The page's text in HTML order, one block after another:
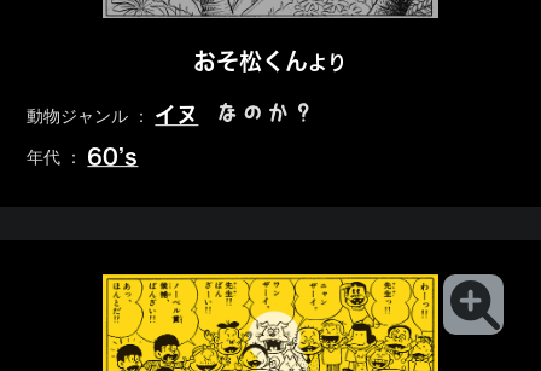
おそ松くんより
動物ジャンル ： イヌ なのか？
年代 ： 60’s